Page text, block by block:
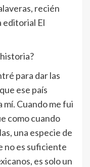
recién
editorial El
para dar las
ese país
Cuando me fui
como cuando
una especie de
no es suficiente
es solo un